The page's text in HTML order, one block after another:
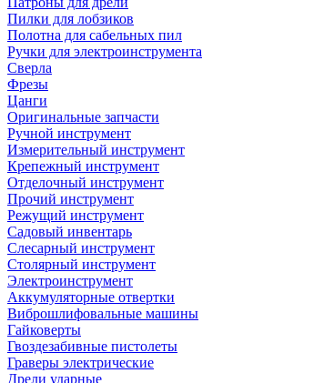
Пилки для лобзиков
Полотна для сабельных пил
Ручки для электроинструмента
Сверла
Фрезы
Цанги
Оригинальные запчасти
Ручной инструмент
Измерительный инструмент
Крепежный инструмент
Отделочный инструмент
Прочий инструмент
Режущий инструмент
Садовый инвентарь
Слесарный инструмент
Столярный инструмент
Электроинструмент
Аккумуляторные отвертки
Виброшлифовальные машины
Гайковерты
Гвоздезабивные пистолеты
Граверы электрические
Дрели ударные